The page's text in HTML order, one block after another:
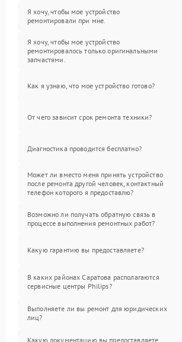
Я хочу, чтобы мое устройство
ремонтировали при мне.
Я хочу, чтобы мое устройство
ремонтировалось только оригинальными
запчастями.
Как я узнаю, что мое устройство готово?
От чего зависит срок ремонта техники?
Диагностика проводится бесплатно?
Может ли вместо меня принять устройство
после ремонта другой человек, контактный
телефон которого я предоставлю?
Возможно ли получать обратную связь в
процессе выполнения ремонтных работ?
Какую гарантию вы предоставляете?
В каких районах Саратова располагаются
сервисные центры Philips?
Выполняете ли вы ремонт для юридических
лиц?
Какую документацию вы предоставляете